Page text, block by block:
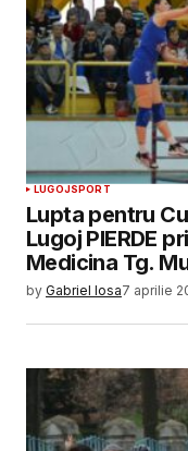
LUGOJSPORT
Lupta pentru
Lugoj PIERDE
Medicina Tg.
by Gabriel Iosa7 aprilie